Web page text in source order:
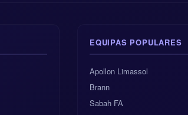
EQUIPAS POPULARES
Apollon Limassol
Brann
Sabah FA